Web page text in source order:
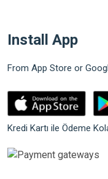
Install App
From App Store or
Kredi Kartı ile Ödeme